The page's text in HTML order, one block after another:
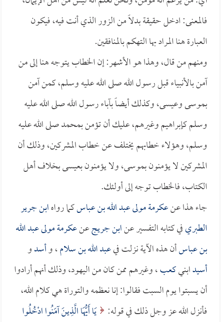
فالمعنى: ادخل حقيقة بدلاً من الزور الذي أنت فيه، فيكون
العبارة هنا المراد بها التهكم بالمنافقين.
ومنهم من قال، وهذا هو الأشهر: إن الخطاب يتوجه هنا إلى من
آمن بالأنبياء قبل رسول الله صلى الله عليه وسلم، كمن آمن
بموسى وعيسى، وكذلك أيضاً بآباء رسول الله صلى الله عليه
وسلم كإبراهيم وغيرهم، عليك أن تؤمن بمحمد صلى الله عليه
وسلم، وهؤلاء خطابهم يختلف عن خطاب المشركين، وذلك أن
المشركين لا يؤمنون بموسى، ولا يؤمنون بعيسى بخلاف أهل
الكتاب، فالخطاب توجه إلى أولئك.
جاء هذا عنعكرمة مولى عبد الله بن عباسكما رواهابن جرير
الطبريفي كتابه التفسير عنابن جريجعنعكرمة مولى عبد الله
بن عباسأن هذه الآية نزلت فيعبد الله بن سلام، وأسدو
أسيدابنيكعب، وغيرهم ممن كان من اليهود، وذلك أنهم أرادوا
أن يسبتوا يوم السبت فقالوا: إنا نعظمه والتوراة هي كلام الله،
فأنزل الله عز وجل ذلك في قوله: يَا أَيُّهَا الَّذِينَ آمَنُوا ادْخُلُوا